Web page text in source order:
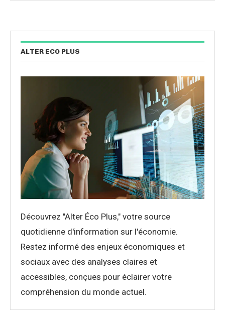
ALTER ECO PLUS
Découvrez "Alter Éco Plus," votre source
quotidienne d'information sur l'économie.
Restez informé des enjeux économiques et
sociaux avec des analyses claires et
accessibles, conçues pour éclairer votre
compréhension du monde actuel.